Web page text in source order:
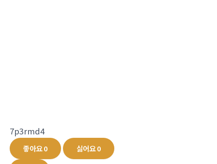
7p3rmd4
좋아요0 싫어요0